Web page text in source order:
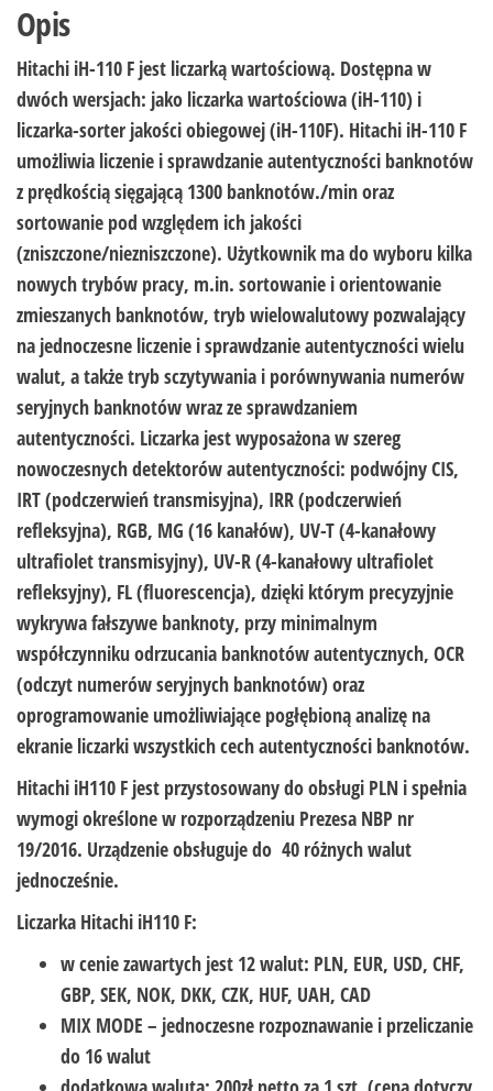
Opis
Hitachi iH-110 F jest liczarką wartościową. Dostępna w
dwóch wersjach: jako liczarka wartościowa (iH-110) i
liczarka-sorter jakości obiegowej (iH-110F). Hitachi iH-110 F
umożliwia liczenie i sprawdzanie autentyczności banknotów
z prędkością sięgającą 1300 banknotów./min oraz
sortowanie pod względem ich jakości
(zniszczone/niezniszczone). Użytkownik ma do wyboru kilka
nowych trybów pracy, m.in. sortowanie i orientowanie
zmieszanych banknotów, tryb wielowalutowy pozwalający
na jednoczesne liczenie i sprawdzanie autentyczności wielu
walut, a także tryb sczytywania i porównywania numerów
seryjnych banknotów wraz ze sprawdzaniem
autentyczności. Liczarka jest wyposażona w szereg
nowoczesnych detektorów autentyczności: podwójny CIS,
IRT (podczerwień transmisyjna), IRR (podczerwień
refleksyjna), RGB, MG (16 kanałów), UV-T (4-kanałowy
ultrafiolet transmisyjny), UV-R (4-kanałowy ultrafiolet
refleksyjny), FL (fluorescencja), dzięki którym precyzyjnie
wykrywa fałszywe banknoty, przy minimalnym
współczynniku odrzucania banknotów autentycznych, OCR
(odczyt numerów seryjnych banknotów) oraz
oprogramowanie umożliwiające pogłębioną analizę na
ekranie liczarki wszystkich cech autentyczności banknotów.
Hitachi iH110 F jest przystosowany do obsługi PLN i spełnia
wymogi określone w rozporządzeniu Prezesa NBP nr
19/2016. Urządzenie obsługuje do 40 różnych walut
jednocześnie.
Liczarka Hitachi iH110 F:
w cenie zawartych jest 12 walut: PLN, EUR, USD, CHF,
GBP, SEK, NOK, DKK, CZK, HUF, UAH, CAD
MIX MODE – jednoczesne rozpoznawanie i przeliczanie
do 16 walut